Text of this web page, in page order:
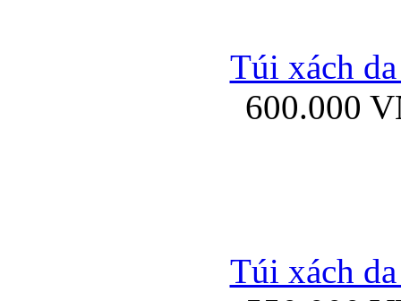
Bao da iPhone 5
Túi xách
600.000
Túi xách